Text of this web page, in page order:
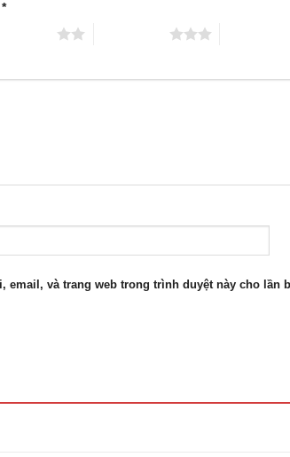
*
email, và trang web trong trình duyệt này cho lần